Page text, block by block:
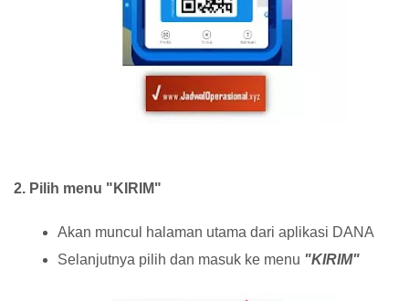
2. Pilih menu "KIRIM"
Akan muncul halaman utama dari aplikasi DANA
Selanjutnya pilih dan masuk ke menu "KIRIM"